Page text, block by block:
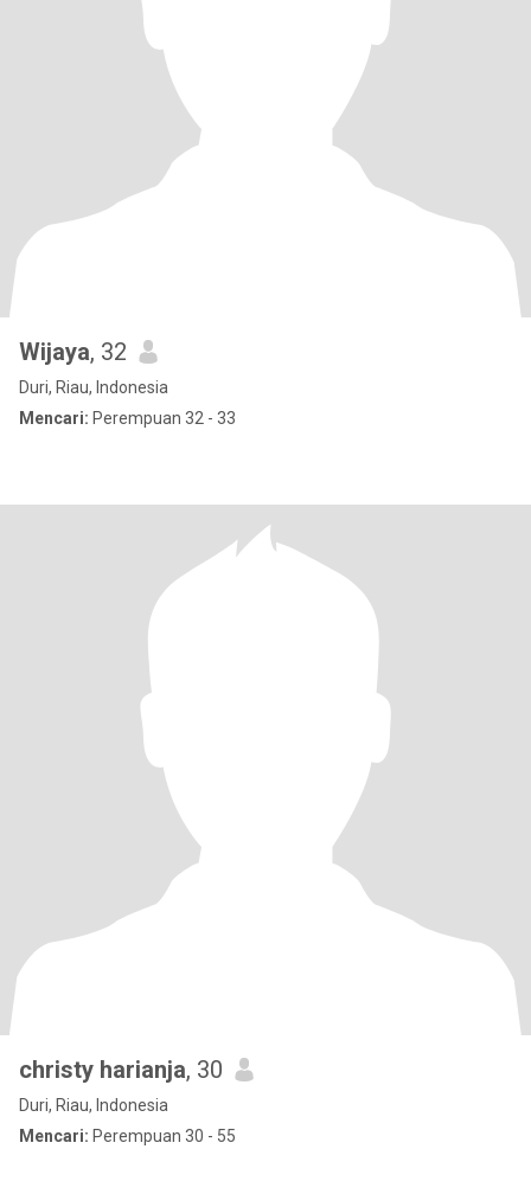
Wijaya, 32
Duri, Riau, Indonesia
Mencari: Perempuan 32 - 33
christy harianja, 30
Duri, Riau, Indonesia
Mencari: Perempuan 30 - 55